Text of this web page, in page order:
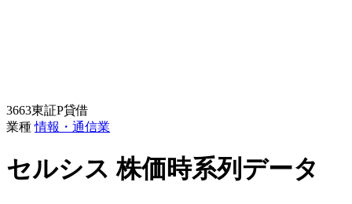
3663東証P貸借
業種情報・通信業
セルシス株価時系列データ